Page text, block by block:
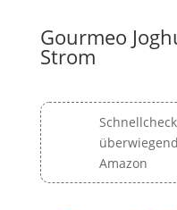
Gourmeo
Strom
Amazon